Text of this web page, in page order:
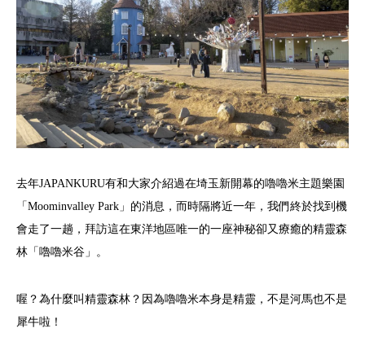
去年JAPANKURU有和大家介紹過在埼玉新開幕的嚕嚕米主題樂園
「Moominvalley Park」的消息，而時隔將近一年，我們終於找到機
會走了一趟，拜訪這在東洋地區唯一的一座神秘卻又療癒的精靈森
林「嚕嚕米谷」。
喔？為什麼叫精靈森林？因為嚕嚕米本身是精靈，不是河馬也不是
犀牛啦！